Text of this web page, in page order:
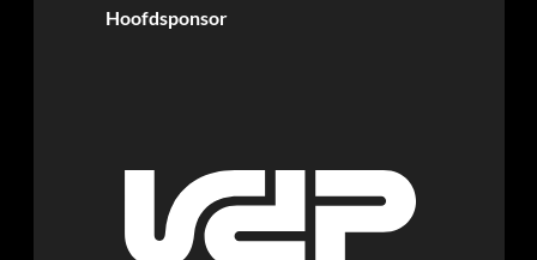
Hoofdsponsor